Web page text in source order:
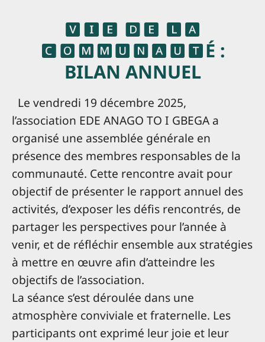
🆅🅸🅴 🅳🅴 🅻🅰
🅲🅾🅼🅼🆄🅽🅰🆄🆃É :
BILAN ANNUEL
Le vendredi 19 décembre 2025,
l’association EDE ANAGO TO I GBEGA a
organisé une assemblée générale en
présence des membres responsables de la
communauté. Cette rencontre avait pour
objectif de présenter le rapport annuel des
activités, d’exposer les défis rencontrés, de
partager les perspectives pour l’année à
venir, et de réfléchir ensemble aux stratégies
à mettre en œuvre afin d’atteindre les
objectifs de l’association.
La séance s’est déroulée dans une
atmosphère conviviale et fraternelle. Les
participants ont exprimé leur joie et leur